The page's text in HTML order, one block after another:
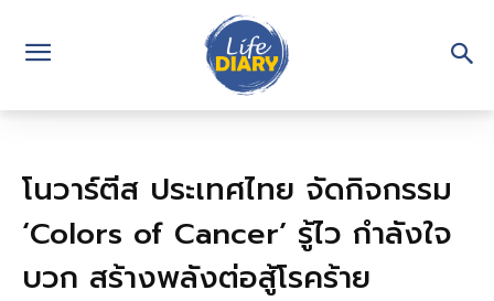
โนวาร์ตีส ประเทศไทย จัดกิจกรรม
‘Colors of Cancer’ รู้ไว กำลังใจ
บวก สร้างพลังต่อสู้โรคร้าย